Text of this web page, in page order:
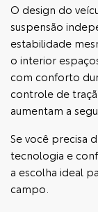
O design do
suspensão
estabilidade
o interior
com conforto
controle de
aumentam a
Se você precisa
tecnologia e
a escolha ideal
campo.